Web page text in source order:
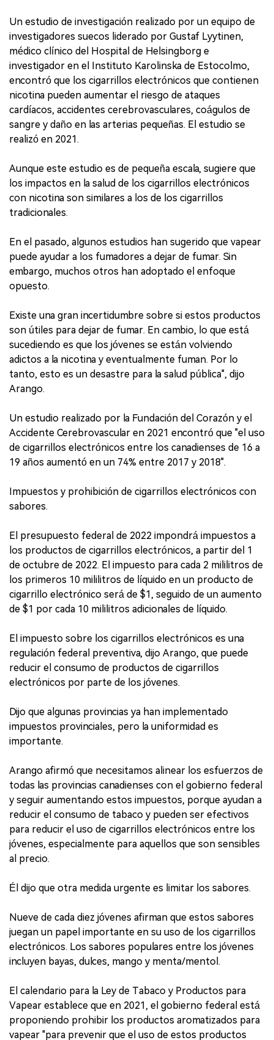
Un estudio de investigación realizado por un equipo de
investigadores suecos liderado por Gustaf Lyytinen,
médico clínico del Hospital de Helsingborg e
investigador en el Instituto Karolinska de Estocolmo,
encontró que los cigarrillos electrónicos que contienen
nicotina pueden aumentar el riesgo de ataques
cardíacos, accidentes cerebrovasculares, coágulos de
sangre y daño en las arterias pequeñas. El estudio se
realizó en 2021.
Aunque este estudio es de pequeña escala, sugiere que
los impactos en la salud de los cigarrillos electrónicos
con nicotina son similares a los de los cigarrillos
tradicionales.
En el pasado, algunos estudios han sugerido que vapear
puede ayudar a los fumadores a dejar de fumar. Sin
embargo, muchos otros han adoptado el enfoque
opuesto.
Existe una gran incertidumbre sobre si estos productos
son útiles para dejar de fumar. En cambio, lo que está
sucediendo es que los jóvenes se están volviendo
adictos a la nicotina y eventualmente fuman. Por lo
tanto, esto es un desastre para la salud pública", dijo
Arango.
Un estudio realizado por la Fundación del Corazón y el
Accidente Cerebrovascular en 2021 encontró que "el uso
de cigarrillos electrónicos entre los canadienses de 16 a
19 años aumentó en un 74% entre 2017 y 2018".
Impuestos y prohibición de cigarrillos electrónicos con
sabores.
El presupuesto federal de 2022 impondrá impuestos a
los productos de cigarrillos electrónicos, a partir del 1
de octubre de 2022. El impuesto para cada 2 mililitros de
los primeros 10 mililitros de líquido en un producto de
cigarrillo electrónico será de $1, seguido de un aumento
de $1 por cada 10 mililitros adicionales de líquido.
El impuesto sobre los cigarrillos electrónicos es una
regulación federal preventiva, dijo Arango, que puede
reducir el consumo de productos de cigarrillos
electrónicos por parte de los jóvenes.
Dijo que algunas provincias ya han implementado
impuestos provinciales, pero la uniformidad es
importante.
Arango afirmó que necesitamos alinear los esfuerzos de
todas las provincias canadienses con el gobierno federal
y seguir aumentando estos impuestos, porque ayudan a
reducir el consumo de tabaco y pueden ser efectivos
para reducir el uso de cigarrillos electrónicos entre los
jóvenes, especialmente para aquellos que son sensibles
al precio.
Él dijo que otra medida urgente es limitar los sabores.
Nueve de cada diez jóvenes afirman que estos sabores
juegan un papel importante en su uso de los cigarrillos
electrónicos. Los sabores populares entre los jóvenes
incluyen bayas, dulces, mango y menta/mentol.
El calendario para la Ley de Tabaco y Productos para
Vapear establece que en 2021, el gobierno federal está
proponiendo prohibir los productos aromatizados para
vapear "para prevenir que el uso de estos productos